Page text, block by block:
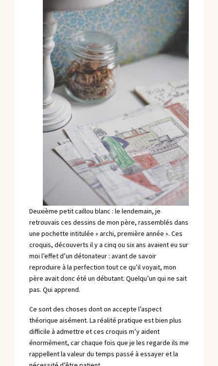
Deuxième petit caillou blanc : le lendemain, je
retrouvais ces dessins de mon père, rassemblés dans
une pochette intitulée « archi, première année ». Ces
croquis, découverts il y a cinq ou six ans avaient eu sur
moi l’effet d’un détonateur : avant de savoir
reproduire à la perfection tout ce qu’il voyait, mon
père avait donc été un débutant. Quelqu’un qui ne sait
pas. Qui apprend.
Ce sont des choses dont on accepte l’aspect
théorique aisément. La réalité pratique est bien plus
difficile à admettre et ces croquis m’y aident
énormément, car chaque fois que je les regarde ils me
rappellent la valeur du temps passé à essayer et la